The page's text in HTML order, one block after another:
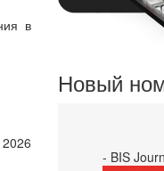
в
Новый
- BIS